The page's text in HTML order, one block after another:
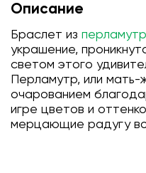
Описание
Браслет из
украшение,
светом этого
Перламутр, или
очарованием
игре цветов и
мерцающие радугу